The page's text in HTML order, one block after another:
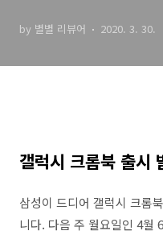
by 별별 리뷰어 2020. 3. 30.
갤럭시 크롬북 출시
삼성이 드디어 갤럭시 크롬
니다. 다음 주 월요일인 4월